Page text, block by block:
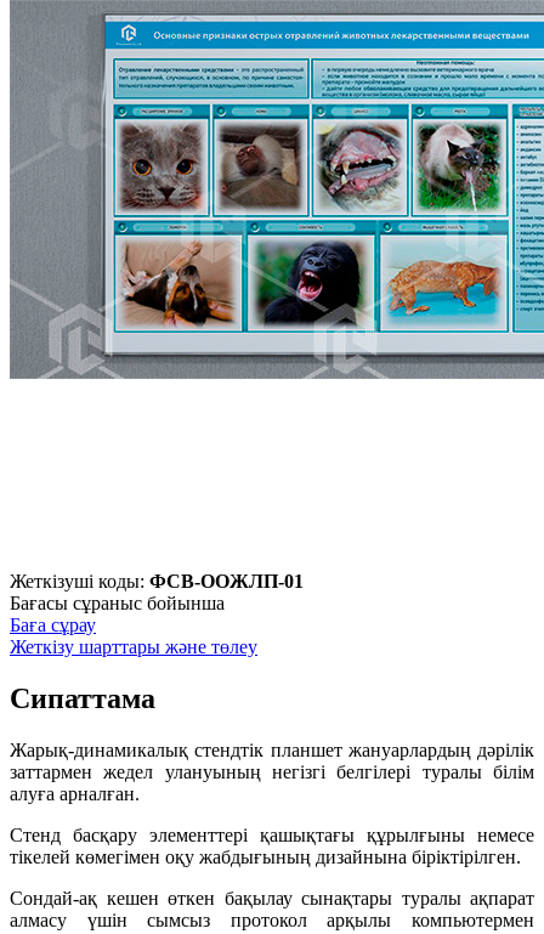
Жеткізуші коды: ФСВ-ООЖЛП-01
Бағасы сұраныс бойынша
Баға сұрау
Жеткізу шарттары және төлеу
Сипаттама
Жарық-динамикалық стендтік планшет жануарлардың дәрілік
заттармен жедел улануының негізгі белгілері туралы білім
алуға арналған.
Стенд басқару элементтері қашықтағы құрылғыны немесе
тікелей көмегімен оқу жабдығының дизайнына біріктірілген.
Сондай-ақ кешен өткен бақылау сынақтары туралы ақпарат
алмасу үшін сымсыз протокол арқылы компьютермен